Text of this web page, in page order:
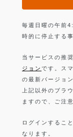
毎週日曜の午前
時的に停止する
当サービスの推
ジョン です。ス
の最新バージョ
上記以外のブラ
ますので、ご注
ログインするこ
なります。